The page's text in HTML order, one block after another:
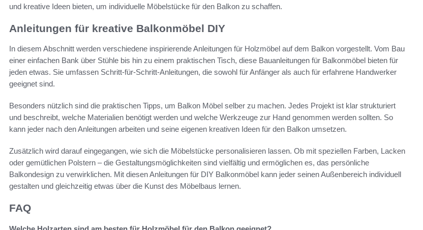
und kreative Ideen bieten, um individuelle Möbelstücke für den Balkon zu schaffen.
Anleitungen für kreative Balkonmöbel DIY
In diesem Abschnitt werden verschiedene inspirierende Anleitungen für Holzmöbel auf dem Balkon vorgestellt. Vom Bau
einer einfachen Bank über Stühle bis hin zu einem praktischen Tisch, diese Bauanleitungen für Balkonmöbel bieten für
jeden etwas. Sie umfassen Schritt-für-Schritt-Anleitungen, die sowohl für Anfänger als auch für erfahrene Handwerker
geeignet sind.
Besonders nützlich sind die praktischen Tipps, um Balkon Möbel selber zu machen. Jedes Projekt ist klar strukturiert
und beschreibt, welche Materialien benötigt werden und welche Werkzeuge zur Hand genommen werden sollten. So
kann jeder nach den Anleitungen arbeiten und seine eigenen kreativen Ideen für den Balkon umsetzen.
Zusätzlich wird darauf eingegangen, wie sich die Möbelstücke personalisieren lassen. Ob mit speziellen Farben, Lacken
oder gemütlichen Polstern – die Gestaltungsmöglichkeiten sind vielfältig und ermöglichen es, das persönliche
Balkondesign zu verwirklichen. Mit diesen Anleitungen für DIY Balkonmöbel kann jeder seinen Außenbereich individuell
gestalten und gleichzeitig etwas über die Kunst des Möbelbaus lernen.
FAQ